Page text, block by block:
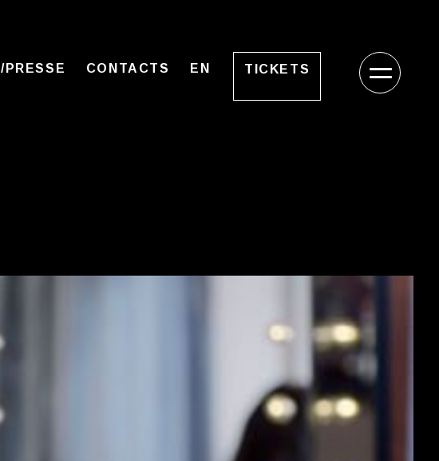
PRESSE CONTACTS EN TICKETS